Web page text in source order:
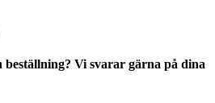
Vi svarar gärna på dina